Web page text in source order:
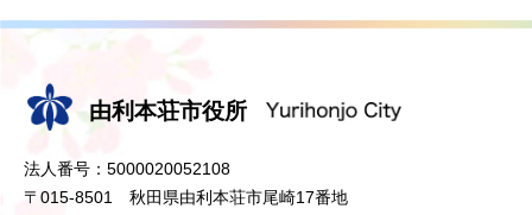
由利本荘市役所
法人番号：5000020052108
〒015-8501 秋田県由利本荘市尾崎17番地